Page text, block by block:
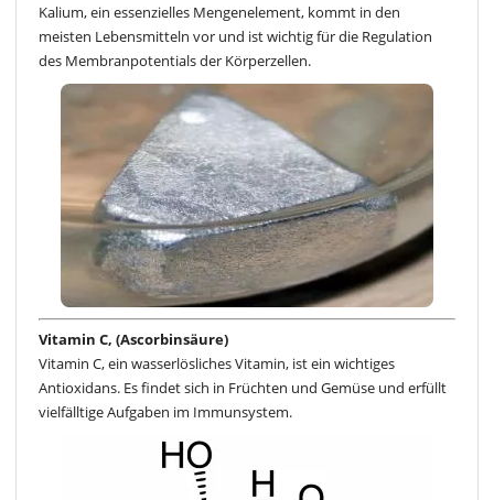
Kalium, ein essenzielles Mengenelement, kommt in den
meisten Lebensmitteln vor und ist wichtig für die Regulation
des Membranpotentials der Körperzellen.
Vitamin C, (Ascorbinsäure)
Vitamin C, ein wasserlösliches Vitamin, ist ein wichtiges
Antioxidans. Es findet sich in Früchten und Gemüse und erfüllt
vielfälltige Aufgaben im Immunsystem.